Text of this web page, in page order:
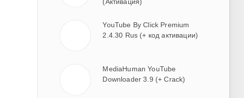
YouTube By Click Premium
2.4.30 Rus (+ код активации)
MediaHuman YouTube
Downloader 3.9 (+ Crack)